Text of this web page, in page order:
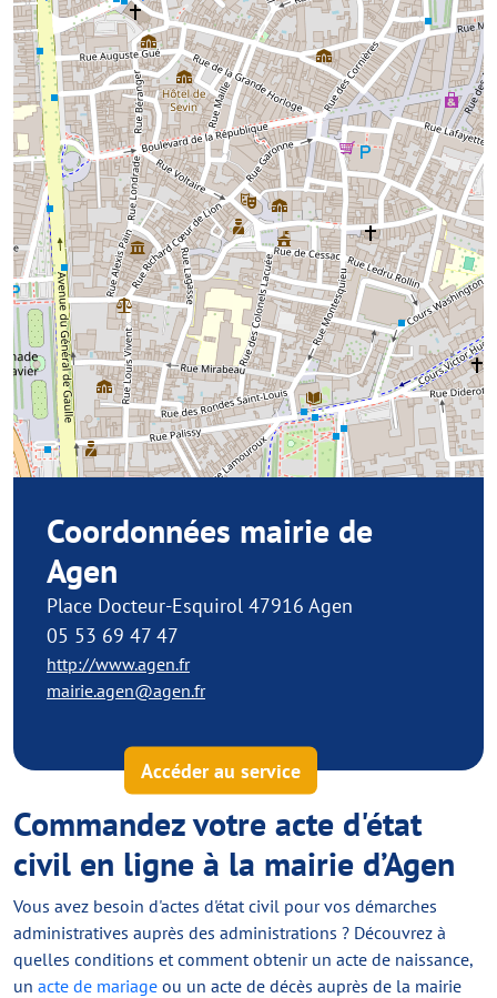
Coordonnées mairie de
Agen
Place Docteur-Esquirol 47916 Agen
05 53 69 47 47
http://www.agen.fr
mairie.agen@agen.fr
Accéder au service
Commandez votre acte d'état
civil en ligne à la mairie d’Agen
Vous avez besoin d'actes d'état civil pour vos démarches
administratives auprès des administrations ? Découvrez à
quelles conditions et comment obtenir un acte de naissance,
un acte de mariage ou un acte de décès auprès de la mairie